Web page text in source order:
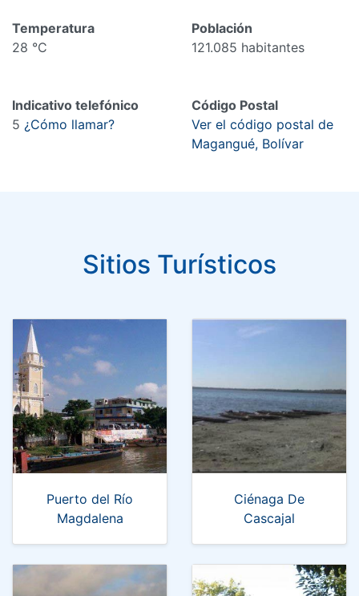
Temperatura
28 °C
Población
121.085 habitantes
Indicativo telefónico
5 ¿Cómo llamar?
Código Postal
Ver el código postal de
Magangué, Bolívar
Sitios Turísticos
Puerto del Río
Magdalena
Ciénaga De
Cascajal